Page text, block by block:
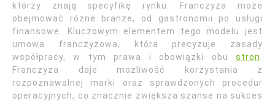
którzy znają specyfikę rynku. Franczyza może
obejmować różne branże, od gastronomii po usługi
finansowe. Kluczowym elementem tego modelu jest
umowa franczyzowa, która precyzuje zasady
współpracy, w tym prawa i obowiązki obu stron
Franczyza daje możliwość korzystania z
rozpoznawalnej marki oraz sprawdzonych procedur
operacyjnych, co znacznie zwiększa szanse na sukces